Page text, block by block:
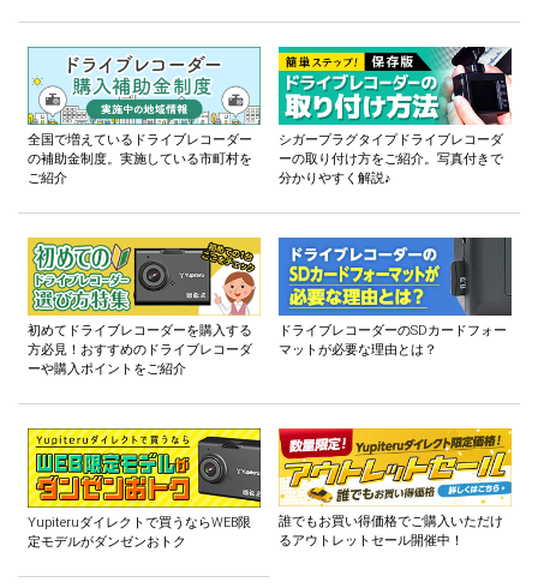
全国で増えているドライブレコーダー
の補助金制度。実施している市町村を
ご紹介
シガープラグタイプドライブレコーダ
ーの取り付け方をご紹介。写真付きで
分かりやすく解説♪
初めてドライブレコーダーを購入する
方必見！おすすめのドライブレコーダ
ーや購入ポイントをご紹介
ドライブレコーダーのSDカードフォー
マットが必要な理由とは？
Yupiteruダイレクトで買うならWEB限
定モデルがダンゼンおトク
誰でもお買い得価格でご購入いただけ
るアウトレットセール開催中！